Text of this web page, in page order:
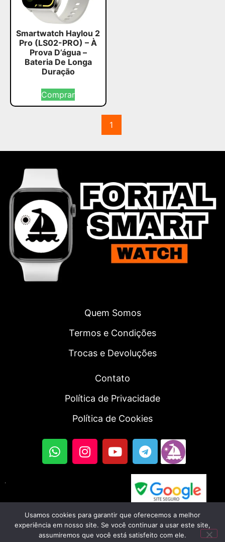
Smartwatch Haylou 2
Pro (LS02-PRO) – À
Prova D’água –
Bateria De Longa
Duração
Comprar
1
Quem Somos
Termos e Condições
Trocas e Devoluções
Contato
Política de Privacidade
Política de Cookies
© 2023, Fortal SmartWatch | Todos os direitos
reservados. CNPJ: 56.045.702/0001-46
Usamos cookies para garantir que oferecemos a melhor
experiência em nosso site. Se você continuar a usar este site,
assumiremos que você está satisfeito com ele.